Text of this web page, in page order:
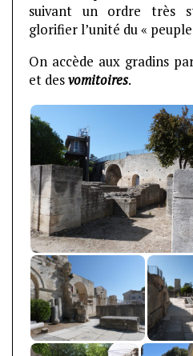
suivant un ordre très
glorifier l’unité du «
On accède aux gradins
et desvomitoires.